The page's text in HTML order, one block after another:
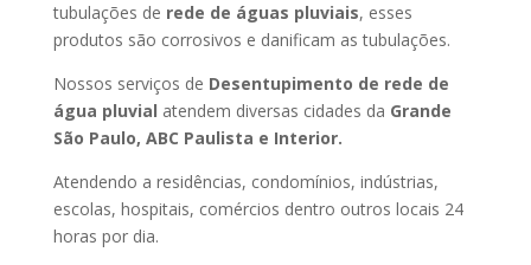
tubulações de rede de águas pluviais, esses
produtos são corrosivos e danificam as tubulações.
Nossos serviços de Desentupimento de rede de
água pluvial atendem diversas cidades da Grande
São Paulo, ABC Paulista e Interior.
Atendendo a residências, condomínios, indústrias,
escolas, hospitais, comércios dentro outros locais 24
horas por dia.